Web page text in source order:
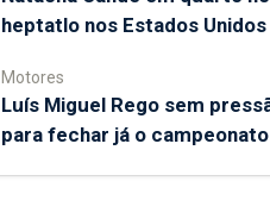
heptatlo nos Estados Unidos
Motores
Luís Miguel Rego sem
para fechar já o campeonato